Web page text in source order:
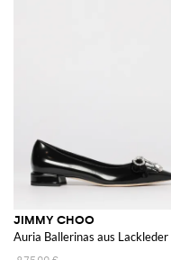
JIMMY CHOO
Auria Ballerinas aus